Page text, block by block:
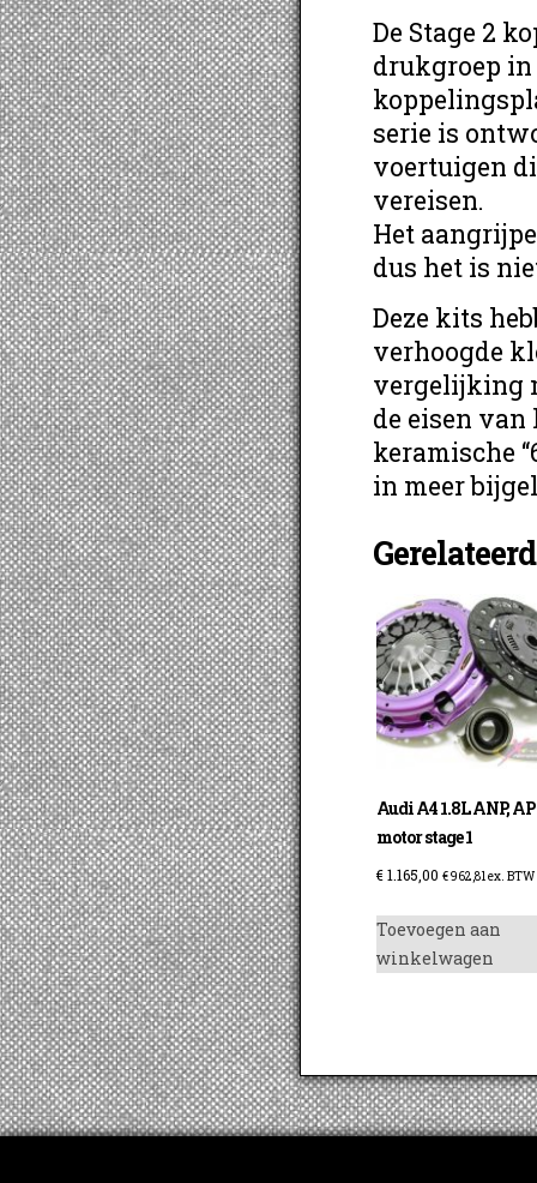
De Stage 2
drukgroep in
serie is
voertuigen
vereisen.
Het
dus het is
Deze kits
verhoogde
vergelijking
de eisen van
keramische
in meer
Audi A4 1.8L ANP,
motor stage 1
€1.165,00 €962,81 ex. BTW
Toevoegen aan
winkelwagen